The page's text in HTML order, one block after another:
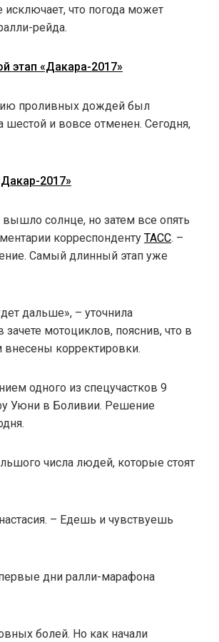
что погода может
рейда.
этап «Дакара-2017»
проливных дождей был
шестой и вовсе отменен. Сегодня,
2017»
солнце, но затем все опять
корреспонденту TACC. –
Самый длинный этап уже
дальше», – уточнила
мотоциклов, пояснив, что в
корректировки.
одного из спецучастков 9
Уюни в Боливии. Решение
числа людей, которые стоят
– Едешь и чувствуешь
первые дни ралли-марафона
болей. Но как начали